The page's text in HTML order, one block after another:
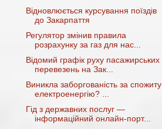
Відновлюється курсування поїздів
до Закарпаття
Регулятор змінив правила
розрахунку за газ для нас...
Відомий графік руху пасажирських
перевезень на Зак...
Виникла заборгованість за спожиту
електроенергію? ...
Гід з державних послуг —
інформаційний онлайн-порт...